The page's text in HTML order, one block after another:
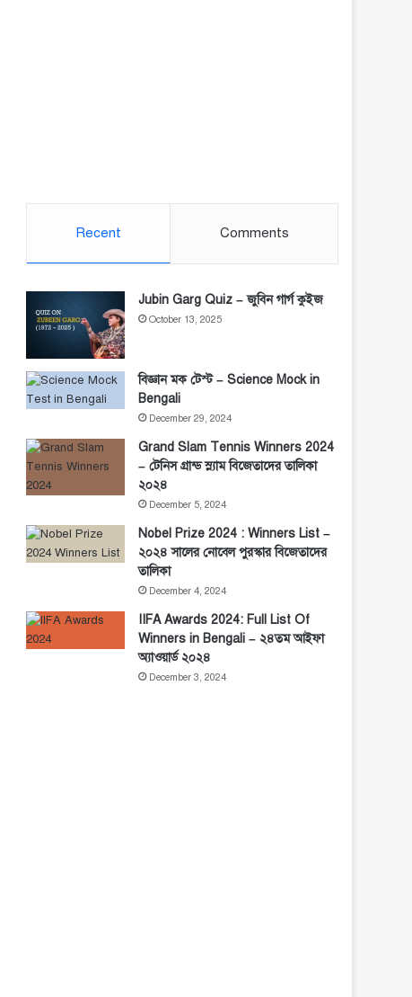
Recent Comments
Jubin Garg Quiz – জুবিন গার্গ কুইজ
October 13, 2025
বিজ্ঞান মক টেস্ট – Science Mock in
Bengali
December 29, 2024
Grand Slam Tennis Winners 2024
– টেনিস গ্রান্ড স্ল্যাম বিজেতাদের তালিকা
২০২৪
December 5, 2024
Nobel Prize 2024 : Winners List –
২০২৪ সালের নোবেল পুরস্কার বিজেতাদের
তালিকা
December 4, 2024
IIFA Awards 2024: Full List Of
Winners in Bengali – ২৪তম আইফা
অ্যাওয়ার্ড ২০২৪
December 3, 2024